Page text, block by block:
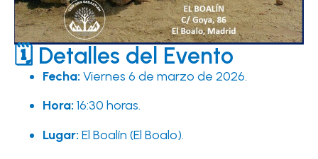
🗓️ Detalles del Evento
Fecha: Viernes 6 de marzo de 2026.
Hora: 16:30 horas.
Lugar: El Boalín (El Boalo).